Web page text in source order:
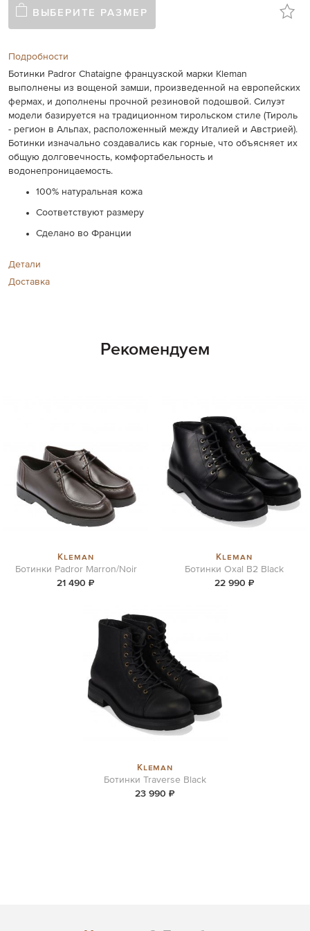
ВЫБЕРИТЕ РАЗМЕР
Подробности
Ботинки Padror Chataigne французской марки Kleman
выполнены из вощеной замши, произведенной на европейских
фермах, и дополнены прочной резиновой подошвой. Силуэт
модели базируется на традиционном тирольском стиле (Тироль
- регион в Альпах, расположенный между Италией и Австрией).
Ботинки изначально создавались как горные, что объясняет их
общую долговечность, комфортабельность и
водонепроницаемость.
100% натуральная кожа
Соответствуют размеру
Сделано во Франции
Детали
Доставка
Рекомендуем
Kleman
Ботинки Padror Marron/Noir
21 490 ₽
Kleman
Ботинки Oxal B2 Black
22 990 ₽
Kleman
Ботинки Traverse Black
23 990 ₽